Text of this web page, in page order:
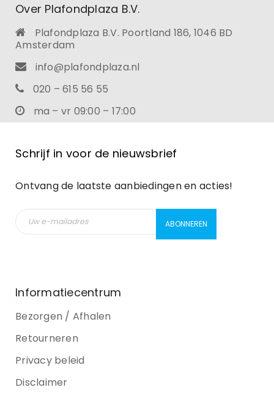
Over Plafondplaza B.V.
Plafondplaza B.V. Poortland 186, 1046 BD
Amsterdam
info@plafondplaza.nl
020 – 615 56 55
ma – vr 09:00 – 17:00
Schrijf in voor de nieuwsbrief
Ontvang de laatste aanbiedingen en acties!
Informatiecentrum
Bezorgen / Afhalen
Retourneren
Privacy beleid
Disclaimer